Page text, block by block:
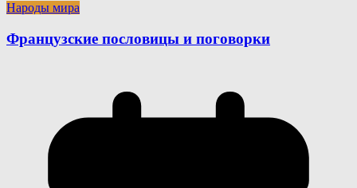
Народы мира
Французские пословицы и поговорки